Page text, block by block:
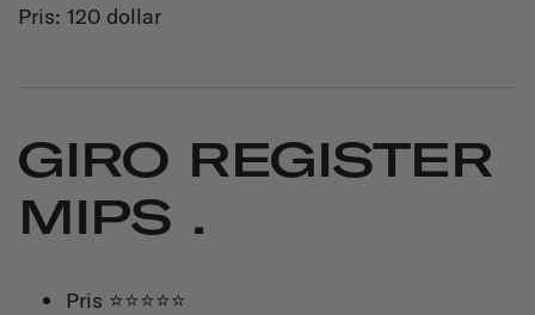
Pris: 120 dollar
GIRO REGISTER
MIPS .
Pris ⭐⭐⭐⭐⭐